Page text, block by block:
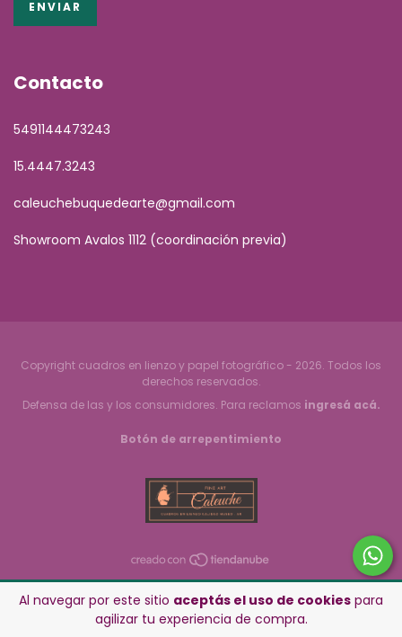
Al navegar por este sitio aceptás el uso de cookies para
agilizar tu experiencia de compra.
Contacto
5491144473243
15.4447.3243
caleuchebuquedearte@gmail.com
Showroom Avalos 1112 (coordinación previa)
Copyright cuadros en lienzo y papel fotográfico - 2026. Todos los
derechos reservados.
Defensa de las y los consumidores. Para reclamos ingresá acá.
Botón de arrepentimiento